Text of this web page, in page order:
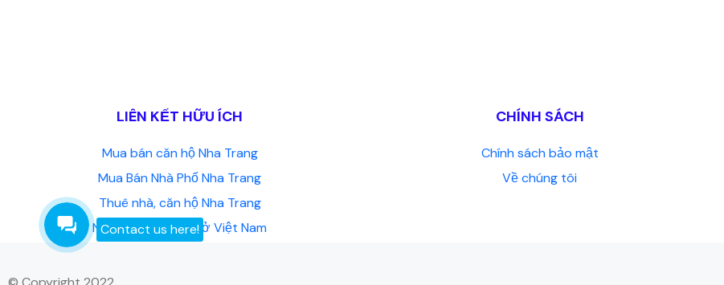
LIÊN KẾT HỮU ÍCH
Mua bán căn hộ Nha Trang
Mua Bán Nhà Phố Nha Trang
Thuê nhà, căn hộ Nha Trang
Người nước ngoài ở Việt Nam
CHÍNH SÁCH
Chính sách bảo mật
Về chúng tôi
Contact us here!